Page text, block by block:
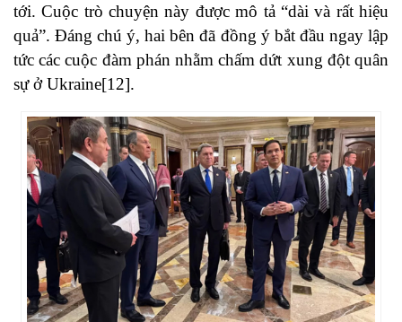
tới. Cuộc trò chuyện này được mô tả “dài và rất hiệu
quả”. Đáng chú ý, hai bên đã đồng ý bắt đầu ngay lập
tức các cuộc đàm phán nhằm chấm dứt xung đột quân
sự ở Ukraine[12].